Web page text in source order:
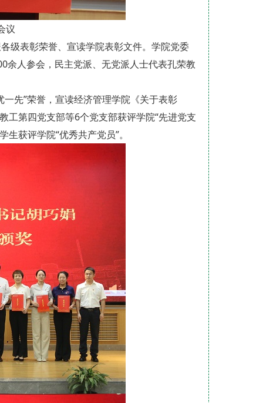
议
级表彰荣誉、宣读学院表彰文件。学院党委
余人参会，民主党派、无党派人士代表孔荣教
先”荣誉，宣读经济管理学院《关于表彰
工第四党支部等6个党支部获评学院“先进党支
获评学院“优秀共产党员”。